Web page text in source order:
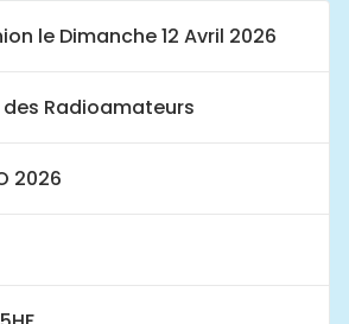
le Dimanche 12 Avril 2026
des Radioamateurs
2026